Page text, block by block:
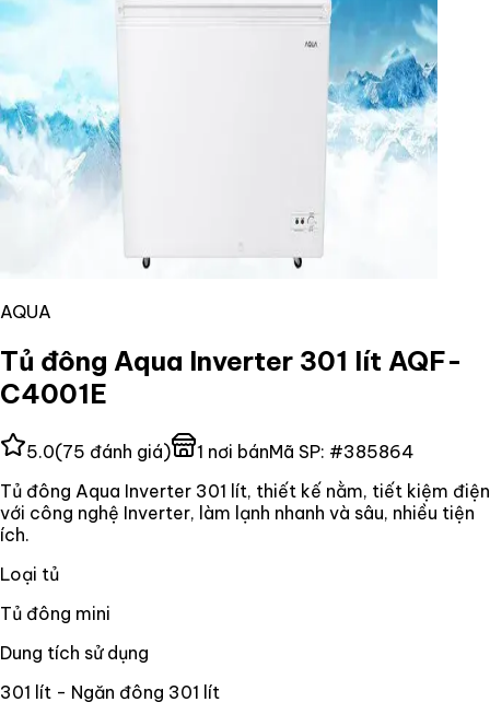
AQUA
Tủ đông Aqua Inverter 301 lít AQF-
C4001E
5.0(75 đánh giá) 1 nơi bánMã SP: #385864
Tủ đông Aqua Inverter 301 lít, thiết kế nằm, tiết kiệm điện
với công nghệ Inverter, làm lạnh nhanh và sâu, nhiều tiện
ích.
Loại tủ
Tủ đông mini
Dung tích sử dụng
301 lít - Ngăn đông 301 lít